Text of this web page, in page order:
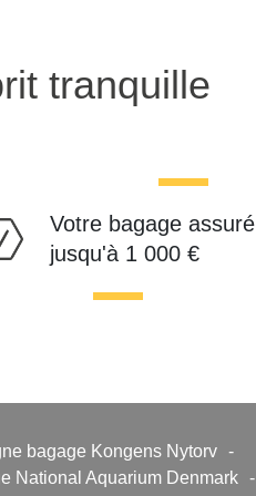
tranquille
Votre bagage assuré
jusqu'à 1 000 €
bagage Kongens Nytorv -
National Aquarium Denmark -